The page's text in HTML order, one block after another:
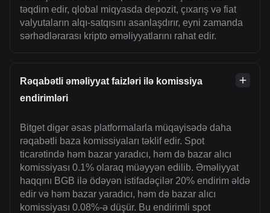
təqdim edir, qlobal miqyasda depozit, çıxarış və fiat
valyutaların alqı-satqısını asanlaşdırır, eyni zamanda
sərhədlərarası kripto əməliyyatlarını rahat edir.
Rəqabətli əməliyyat faizləri ilə komissiya
endirimləri
Bitget digər əsas platformalarla müqayisədə daha
rəqabətli baza komissiyaları təklif edir. Spot
ticarətində həm bazar yaradıcı, həm də bazar alıcı
komissiyası 0.1% olaraq müəyyən edilib. Əməliyyat
haqqını BGB ilə ödəyən istifadəçilər 20% endirim əldə
edir və həm bazar yaradıcı, həm də bazar alıcı
komissiyası 0.08%-ə düşür. Bu endirimli spot